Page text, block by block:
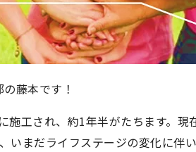
藤本です！
施工され、約1年半がたちます。
いまだライフステージの変化に伴